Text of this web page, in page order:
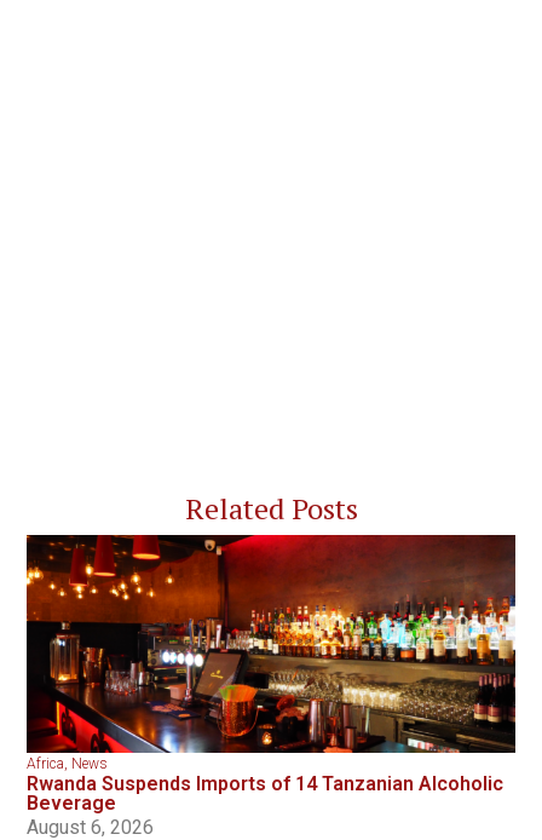
Related Posts
Africa News
Rwanda Suspends Imports of 14 Tanzanian Alcoholic
Beverage
August 6, 2026